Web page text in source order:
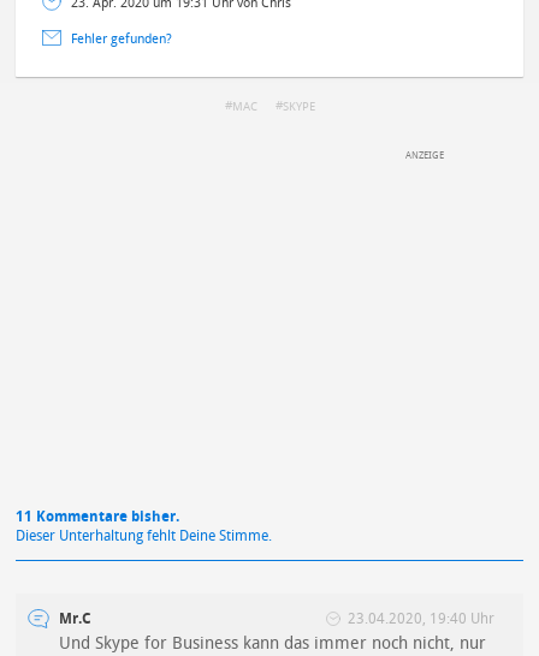
23. Apr. 2020 um 19:31 Uhr von Chris
Fehler gefunden?
MAC SKYPE
11 Kommentare bisher.
Dieser Unterhaltung fehlt Deine Stimme.
Mr.C 23.04.2020, 19:40 Uhr
Und Skype for Business kann das immer noch nicht, nur